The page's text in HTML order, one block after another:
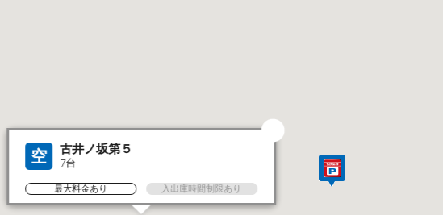
空 古井ノ坂第５
7台
最大料金あり 入出庫時間制限あり